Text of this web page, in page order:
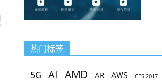
热门标签
5G AI AMD AR AWS CES 2017